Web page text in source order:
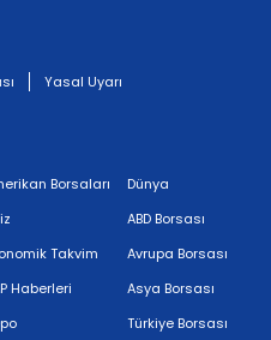
Yasal Uyarı
Borsaları
Takvim
Haberleri
Dünya
ABD Borsası
Avrupa Borsası
Asya Borsası
Türkiye Borsası